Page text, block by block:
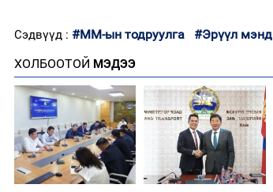
Сэдвүүд : #ММ-ын тодруулга
#Эрүүл мэнд
ХОЛБООТОЙ МЭДЭЭ